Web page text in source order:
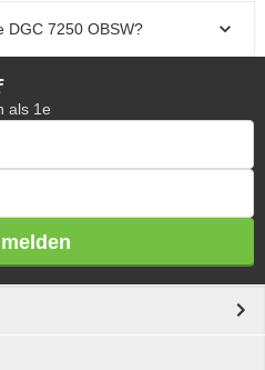
DGC 7250 OBSW?
als 1e